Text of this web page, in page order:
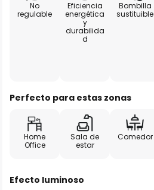
No
regulable
Eficiencia
energética
y
durabilida
d
Bombilla
sustituible
Perfecto para estas zonas
Home
Office
Sala de
estar
Comedor
Efecto luminoso